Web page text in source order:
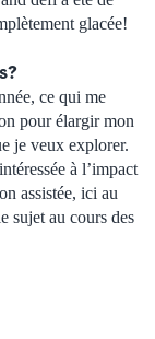
glacée!
ce qui me
pour élargir mon
je veux explorer.
à l’impact
assistée, ici au
sujet au cours des